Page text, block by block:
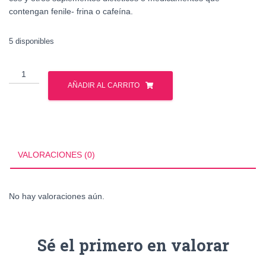
contengan fenile- frina o cafeína.
5 disponibles
INSANE
HELLBOY
PSICHOTIC
AÑADIR AL CARRITO
VALORACIONES (0)
No hay valoraciones aún.
Sé el primero en valorar